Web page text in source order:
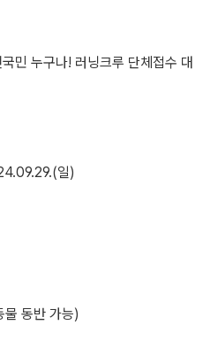
민 누구나! 러닝크루 단체접수 대
일)
동반 가능)